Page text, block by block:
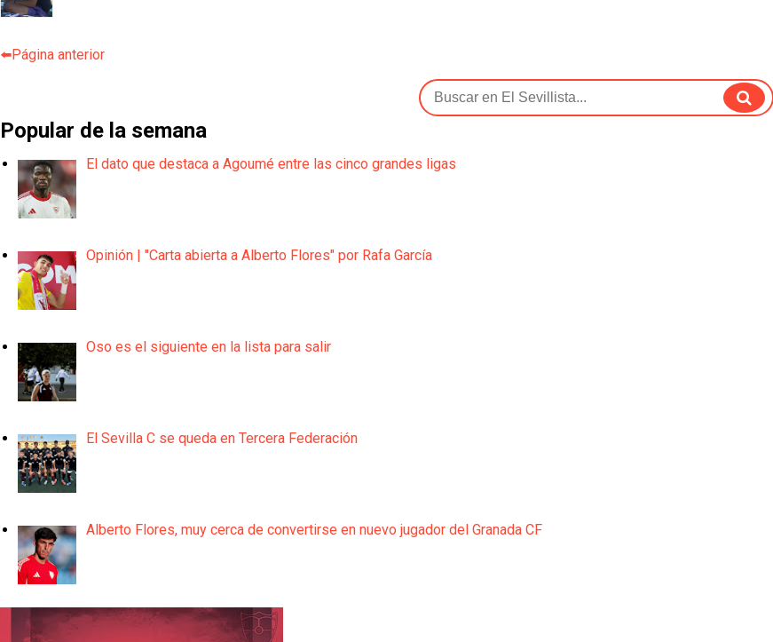
⬅️Página anterior
Popular de la semana
El dato que destaca a Agoumé entre las cinco grandes ligas
Opinión | "Carta abierta a Alberto Flores" por Rafa García
Oso es el siguiente en la lista para salir
El Sevilla C se queda en Tercera Federación
Alberto Flores, muy cerca de convertirse en nuevo jugador del Granada CF